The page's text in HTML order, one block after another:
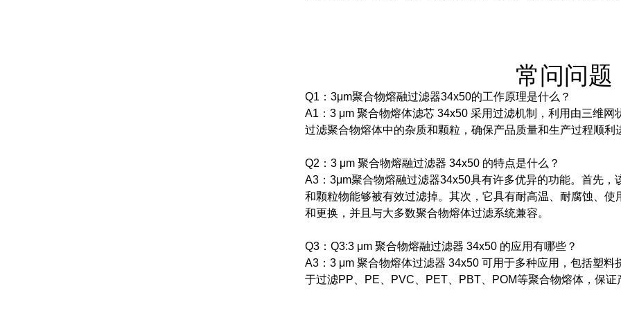
常问问题
Q1：3μm聚合物熔融过滤器34x50的工作原理是什么？
A1：3 μm 聚合物熔体滤芯 34x50 采用过滤机制，利用由三维网
过滤聚合物熔体中的杂质和颗粒，确保产品质量和生产过程顺利
Q2：3 μm 聚合物熔融过滤器 34x50 的特点是什么？
A3：3μm聚合物熔融过滤器34x50具有许多优异的功能。 首先，
和颗粒物能够被有效过滤掉。 其次，它具有耐高温、耐腐蚀、使
和更换，并且与大多数聚合物熔体过滤系统兼容。
Q3：Q3:3 μm 聚合物熔融过滤器 34x50 的应用有哪些？
A3：3 μm 聚合物熔体过滤器 34x50 可用于多种应用，包括塑
于过滤PP、PE、PVC、PET、PBT、POM等聚合物熔体，保证